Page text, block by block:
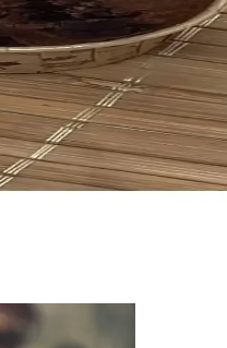
üst yüzeye kadar homojen
Pratik Mutfak Gereci
ve pratik bir çözüm
ve Pratik